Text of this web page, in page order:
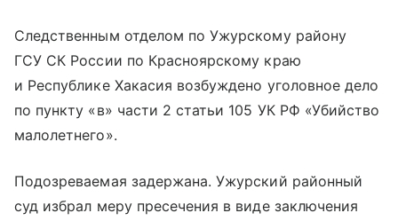
Следственным отделом по Ужурскому району
ГСУ СК России по Красноярскому краю
и Республике Хакасия возбуждено уголовное дело
по пункту «в» части 2 статьи 105 УК РФ «Убийство
малолетнего».
Подозреваемая задержана. Ужурский районный
суд избрал меру пресечения в виде заключения